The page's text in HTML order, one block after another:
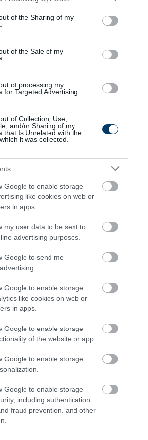
or usage behaviour. You may click to
to Google and its third-party tags to
specified purposes in below Google
of the Sharing of my
of the Sale of my
of processing my
for Targeted Advertising.
of Collection, Use,
and/or Sharing of my
that Is Unrelated with the
it was collected.
Google to enable storage
like cookies on web or
in apps.
my user data to be sent to
advertising purposes.
Google to send me
Google to enable storage
like cookies on web or
in apps.
Google to enable storage
of the website or app.
Google to enable storage
Google to enable storage
including authentication
fraud prevention, and other
You Have Worms Inside Your
https://www.facebook.com/watch/?
szempont, amelyek miatt a magyar
nyelv nagyon gazdag ragokban és
bonyolulttá teheti a nyelvtant. Például
száma, amely elérheti a 18-21-
teszi a nyelvet azok számára,
nyelv szórendje viszonylag szabad,
hogy a szavak sorrendje gyakran
attól függően, hogy mit
Ez szokatlan lehet olyan
ahol a szórend merevebb.